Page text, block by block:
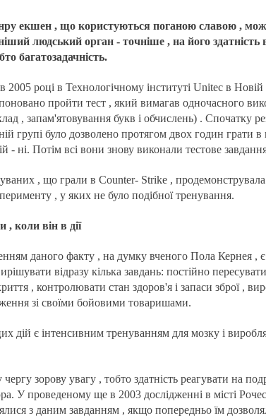
екшен , що користуються поганою славою ,
людський орган - точніше , на його здатність
багатозадачність.
році в Технологічному інституті Unitec в Новій
пройти тест , який вимагав одночасного
, запам'ятовування букв і обчислень) . Спочатку
групі було дозволено протягом двох годин грати в
- ні. Потім всі вони знову виконали тестове
, що грали в Counter- Strike ,
, у яких не було подібної тренування.
, коли він в дії
даного факту , на думку вченого Пола Кернея ,
відразу кілька завдань: постійно
, контролювати стан здоров'я і запаси зброї ,
зі своїми бойовими товаришами.
дій є інтенсивним тренуванням для мозку і
зорову увагу , тобто здатність реагувати на
У проведеному ще в 2003 дослідженні в місті
з даним завданням , якщо попередньо їм